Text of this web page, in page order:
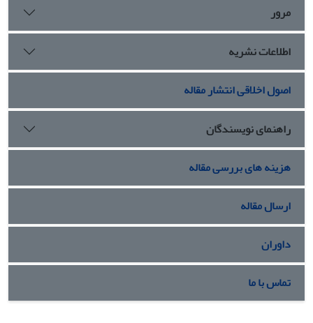
مرور
اطلاعات نشریه
اصول اخلاقی انتشار مقاله
راهنمای نویسندگان
هزینه های بررسی مقاله
ارسال مقاله
داوران
تماس با ما